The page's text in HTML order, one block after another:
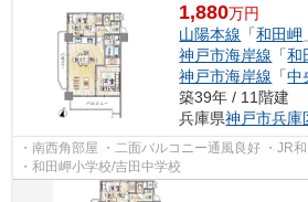
1,880万円
山陽本線 「和田岬
神戸市海岸線 「和
神戸市海岸線 「中
築39年 / 11階建
兵庫県神戸市兵庫
・南西角部屋 ・二面バルコニー通風良好 ・JR
・和田岬小学校/吉田中学校